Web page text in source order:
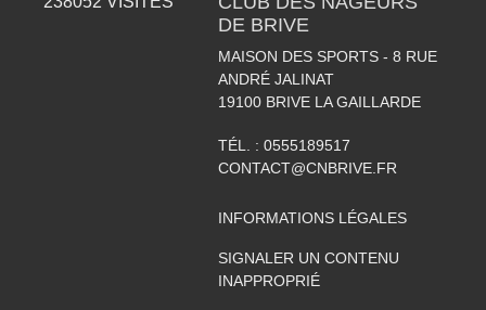
DE BRIVE
MAISON DES SPORTS - 8 RUE
ANDRÉ JALINAT
19100 BRIVE LA GAILLARDE
TÉL. : 0555189517
CONTACT@CNBRIVE.FR
INFORMATIONS LÉGALES
SIGNALER UN CONTENU
INAPPROPRIÉ